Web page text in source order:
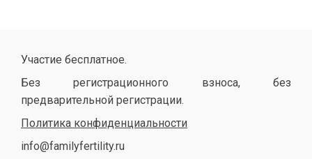
Участие бесплатное.
Без регистрационного взноса, без
предварительной регистрации.
Политика конфиденциальности
info@familyfertility.ru